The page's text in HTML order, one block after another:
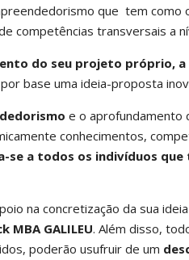
que tem
competências transversais a
do seu projeto próprio,
base uma ideia-proposta
e o aprofundamento
conhecimentos,
se a todos os indivíduos
na concretização da sua
GALILEU. Além disso,
poderão usufruir de um